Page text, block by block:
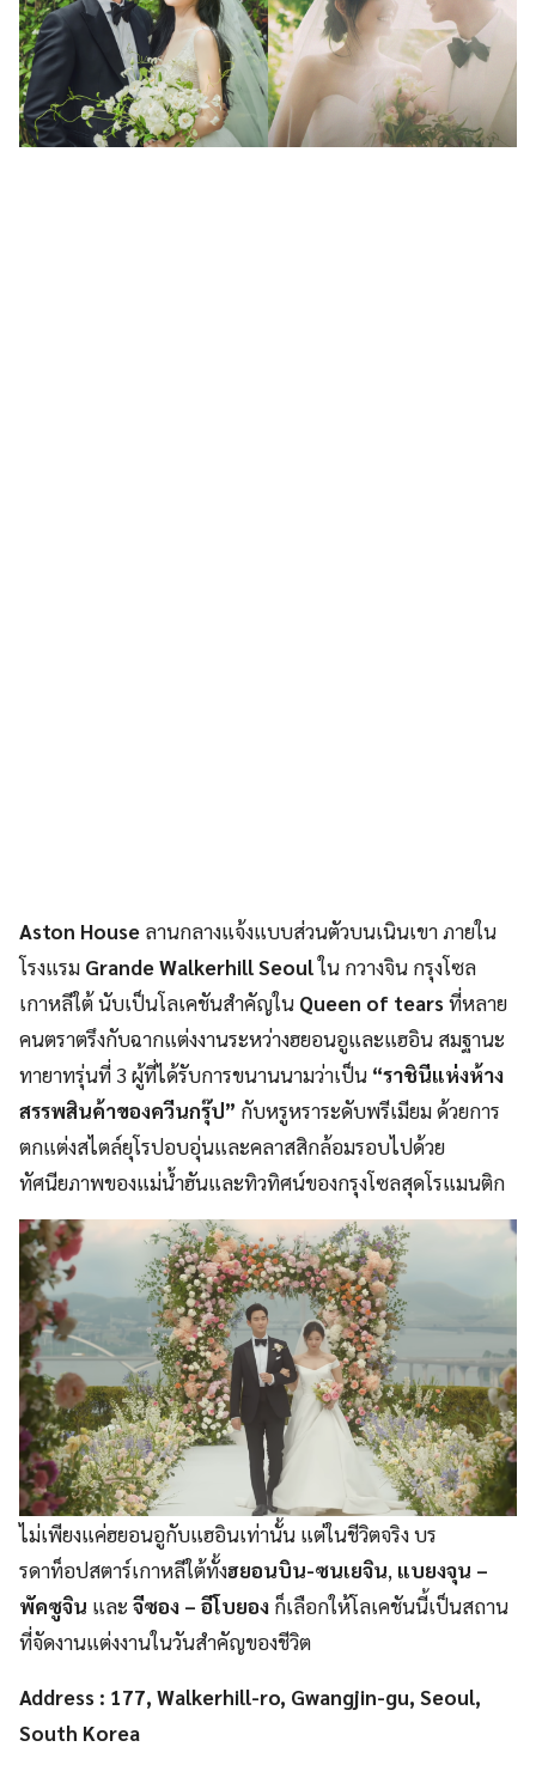
Aston House ลานกลางแจ้งแบบส่วนตัวบนเนินเขา ภายใน
โรงแรม Grande Walkerhill Seoulใน กวางจิน กรุงโซล
เกาหลีใต้ นับเป็นโลเคชันสำคัญใน Queen of tearsที่หลาย
คนตราตรึงกับฉากแต่งงานระหว่างฮยอนอูและแฮอิน สมฐานะ
ทายาทรุ่นที่ 3 ผู้ที่ได้รับการขนานนามว่าเป็น “ราชินีแห่งห้าง
สรรพสินค้าของควีนกรุ๊ป” กับหรูหราระดับพรีเมียม ด้วยการ
ตกแต่งสไตล์ยุโรปอบอุ่นและคลาสสิกล้อมรอบไปด้วย
ทัศนียภาพของแม่น้ำฮันและทิวทิศน์ของกรุงโซลสุดโรแมนติก
ไม่เพียงแค่ฮยอนอูกับแฮอินเท่านั้น แต่ในชีวิตจริง บร
รดาท็อปสตาร์เกาหลีใต้ทั้งฮยอนบิน-ซนเยจิน, แบยงจุน –
พัคซูจิน และ จีซอง – อีโบยอง ก็เลือกให้โลเคชันนี้เป็นสถาน
ที่จัดงานแต่งงานในวันสำคัญของชีวิต
Address : 177, Walkerhill-ro, Gwangjin-gu, Seoul,
South Korea